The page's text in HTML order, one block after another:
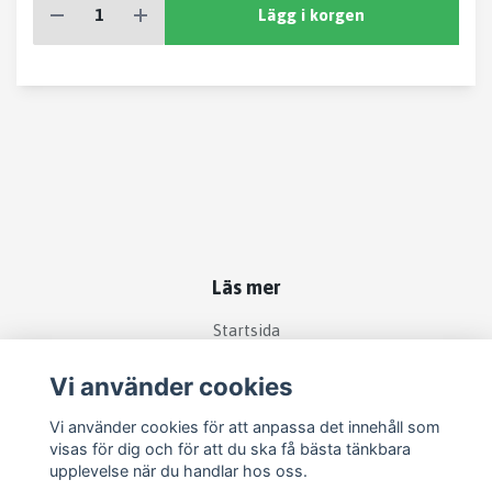
Lägg i korgen
Läs mer
Startsida
Kontakt
Om köp och returer
Produkter
Vi använder cookies
Vi använder cookies för att anpassa det innehåll som
visas för dig och för att du ska få bästa tänkbara
upplevelse när du handlar hos oss.